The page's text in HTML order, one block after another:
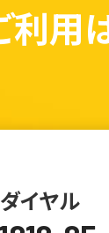
利用
イヤル